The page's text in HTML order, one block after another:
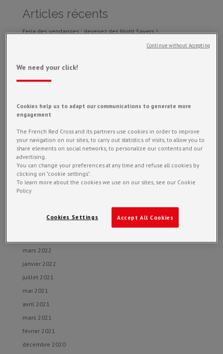
Articles récents
Feria des vendanges : devenez des Night Savers !
Feria de pentecôte : Merci à tous nos partenaires !
REGARD #2 Juin 2023
Archives
juillet 2023
juin 2023
mai 2023
avril 2023
novembre 2022
mars 2022
janvier 2022
juillet 2021
mai 2021
avril 2021
mars 2021
février 2021
décembre 2020
We need your click!
Cookies help us to adapt our communications to generate more
engagement
The French Red Cross and its partners use cookies in order to improve
your navigation on our sites, to carry out statistics of visits, to allow you to
share elements on social networks, to personalize our contents and our
advertising.
You can change your preferences at any time and refuse all cookies by
clicking on "cookie settings".
To learn more about the cookies we use on our sites, see our Cookie
Policy
Accept All Cookies
Cookies Settings
Continue without Accepting